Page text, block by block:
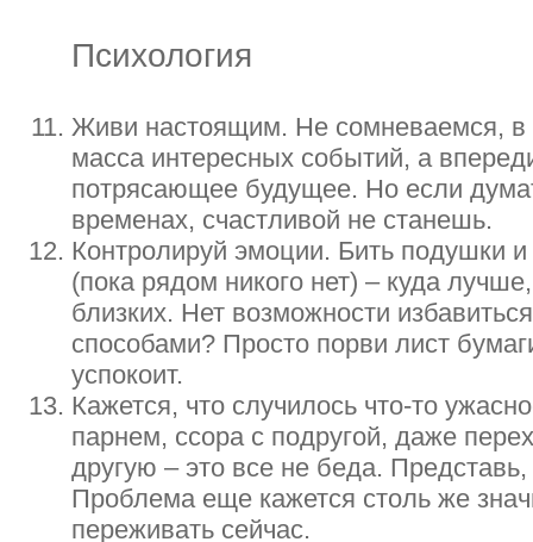
Психология
Живи настоящим. Не сомневаемся,
масса интересных событий, а
потрясающее будущее. Но если
временах, счастливой не станешь.
Контролируй эмоции. Бить подушки и
(пока рядом никого нет) – куда
близких. Нет возможности
способами? Просто порви лист
успокоит.
Кажется, что случилось что-то
парнем, ссора с подругой, даже
другую – это все не беда.
Проблема еще кажется столь же
переживать сейчас.